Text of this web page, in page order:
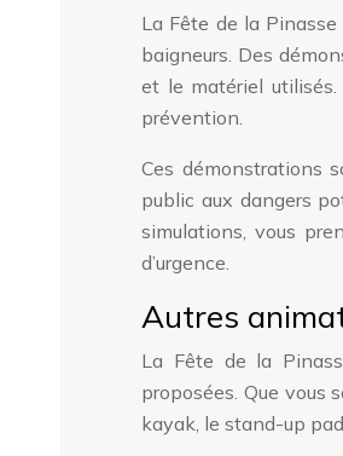
La Fête de la
baigneurs. Des
et le matériel
prévention.
Ces démonstrations
public aux dangers
simulations, vous
d’urgence.
Autres
La Fête de la
proposées. Que vous
kayak, le stand-up